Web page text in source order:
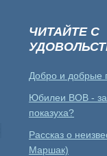
ЧИТАЙТЕ С
Добро и добрые
Юбилеи ВОВ -
показуха?
Рассказ о
Маршак)